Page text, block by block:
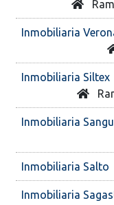
Inmobiliaria
Inmobiliaria Siltex
Inmobiliaria
Inmobiliaria Salto
Inmobiliaria